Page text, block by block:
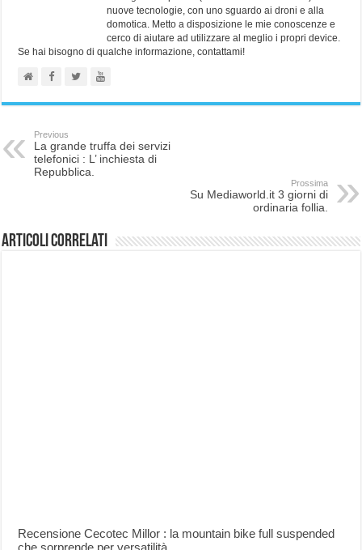
nuove tecnologie, con uno sguardo ai droni e alla
domotica. Metto a disposizione le mie conoscenze e
cerco di aiutare ad utilizzare al meglio i propri device.
Se hai bisogno di qualche informazione, contattami!
Previous
La grande truffa dei servizi
telefonici : L’ inchiesta di
Repubblica.
Prossima
Su Mediaworld.it 3 giorni di
ordinaria follia.
Articoli correlati
Recensione Cecotec Millor : la mountain bike full suspended
che sorprende per versatilità.